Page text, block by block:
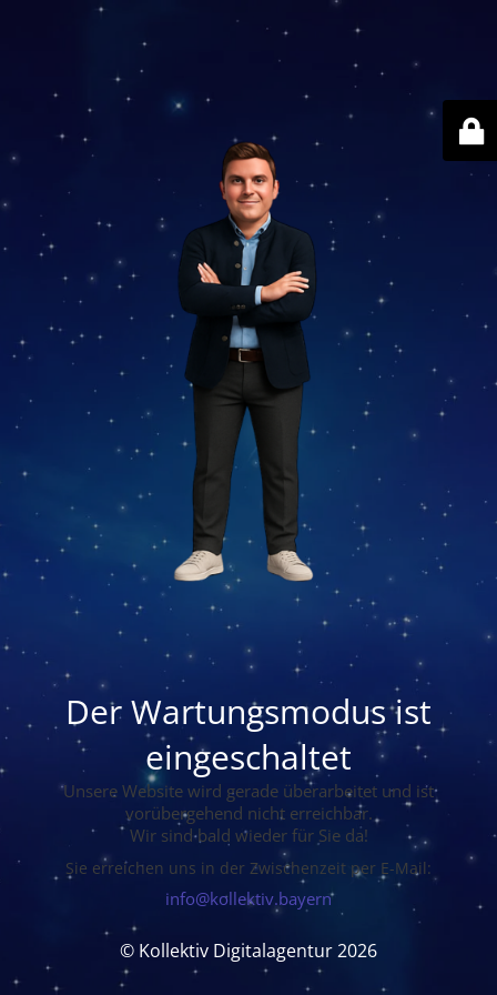
Der Wartungsmodus ist
eingeschaltet
Unsere Website wird gerade überarbeitet und ist
vorübergehend nicht erreichbar.
Wir sind bald wieder für Sie da!
Sie erreichen uns in der Zwischenzeit per E-Mail:
info@kollektiv.bayern
© Kollektiv Digitalagentur 2026